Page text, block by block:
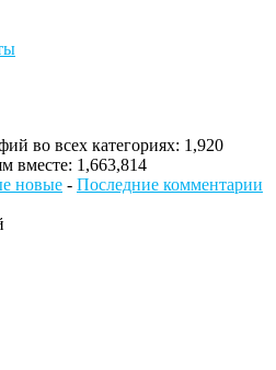
во всех категориях: 1,920
вместе: 1,663,814
новые - Последние комментарии